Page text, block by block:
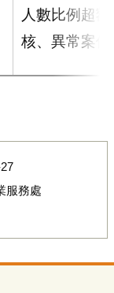
人數比例超
核、異常案
服務處